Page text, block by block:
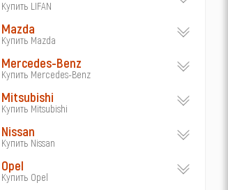
Купить LIFAN
Mazda
Купить Mazda
Mercedes-Benz
Купить Mercedes-Benz
Mitsubishi
Купить Mitsubishi
Nissan
Купить Nissan
Opel
Купить Opel